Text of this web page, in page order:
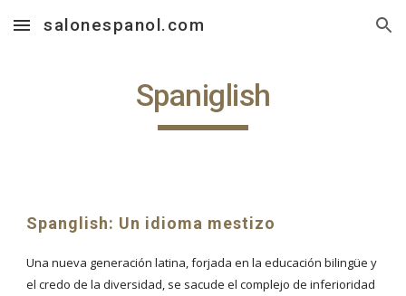
Skip to main content Skip to navigation
salonespanol.com
Spaniglish
Spanglish: Un idioma mestizo
Una nueva generación latina, forjada en la educación bilingüe y
el credo de la diversidad, se sacude el complejo de inferioridad